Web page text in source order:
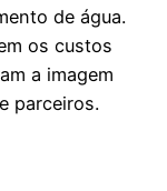
de água.
os custos
a imagem
parceiros.